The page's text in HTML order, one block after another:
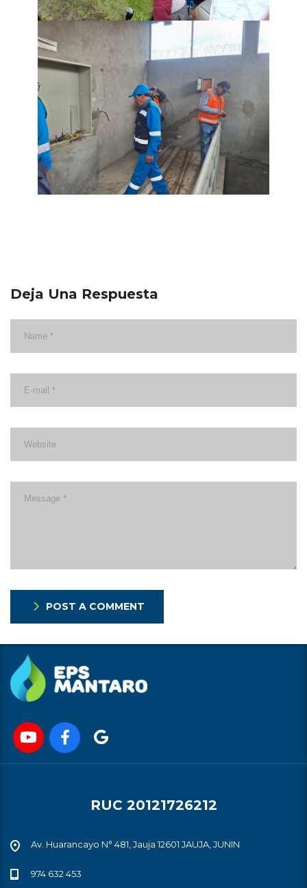
Deja Una Respuesta
POST A COMMENT
RUC 20121726212
Av. Huarancayo N° 481, Jauja 12601 JAUJA, JUNIN
974 632 453